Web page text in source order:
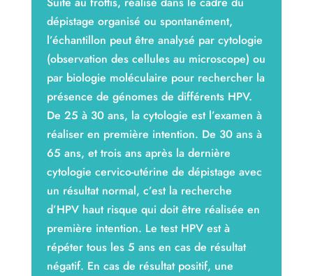
dépistage organisé ou spontanément,
l’échantillon peut être analysé par cytologie
(observation des cellules au microscope) ou
par biologie moléculaire pour rechercher la
présence de génomes de différents HPV.
De 25 à 30 ans, la cytologie est l’examen à
réaliser en première intention. De 30 ans à
65 ans, et trois ans après la dernière
cytologie cervico-utérine de dépistage avec
un résultat normal, c’est la recherche
d’HPV haut risque qui doit être réalisée en
première intention. Le test HPV est à
répéter tous les 5 ans en cas de résultat
négatif. En cas de résultat positif, une